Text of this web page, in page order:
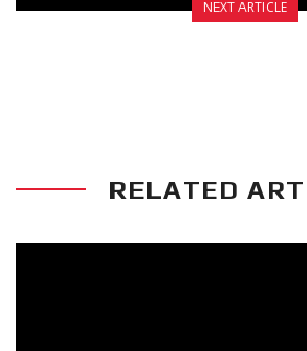
NEXT ARTICLE
RELATED